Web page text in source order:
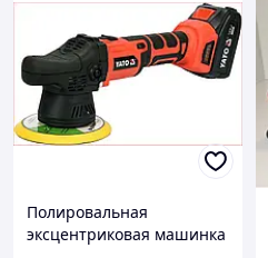
Полировальная
эксцентриковая машинка